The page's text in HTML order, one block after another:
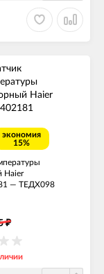
экономия
15%
Haier
— ТЕДХ098
₽